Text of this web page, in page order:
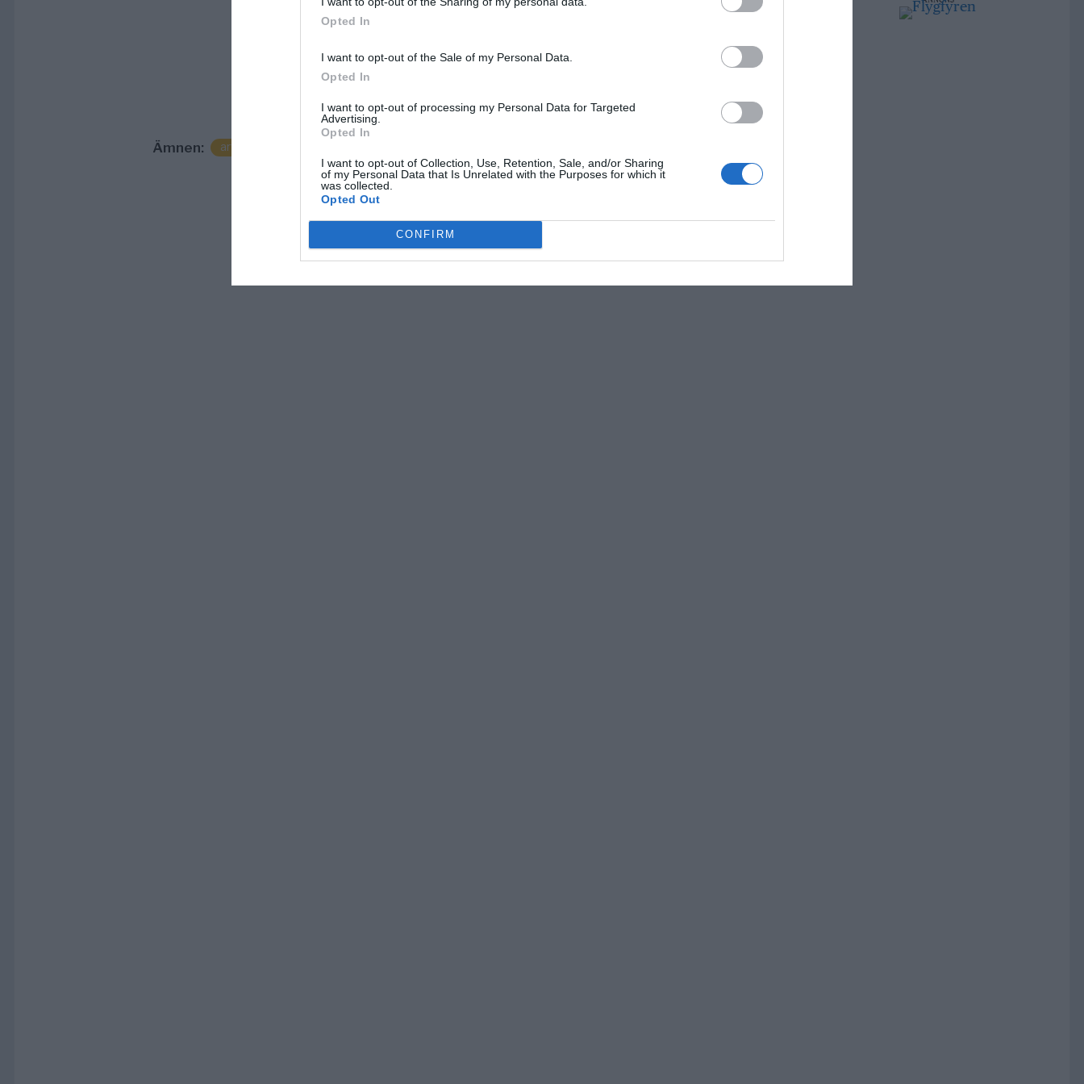
Opted In
I want to opt-out of the Sale of my Personal Data.
Opted In
I want to opt-out of processing my Personal Data for Targeted
Advertising.
Opted In
I want to opt-out of Collection, Use, Retention, Sale, and/or Sharing
of my Personal Data that Is Unrelated with the Purposes for which it
was collected.
Opted Out
CONFIRM
Ämnen: artikel